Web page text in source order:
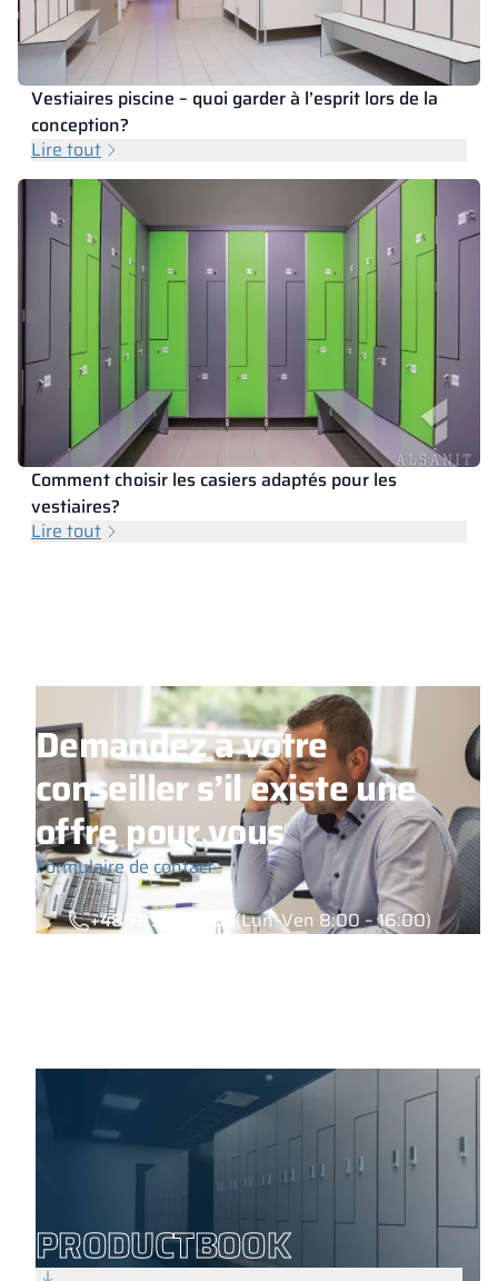
Vestiaires piscine – quoi garder à l’esprit lors de la
conception?
Lire tout
Comment choisir les casiers adaptés pour les
vestiaires?
Lire tout
Demandez à votre
conseiller s’il existe une
offre pour vous
Formulaire de contact
+48 789 777 485 (Lun–Ven 8:00 – 16:00)
PRODUCTBOOK